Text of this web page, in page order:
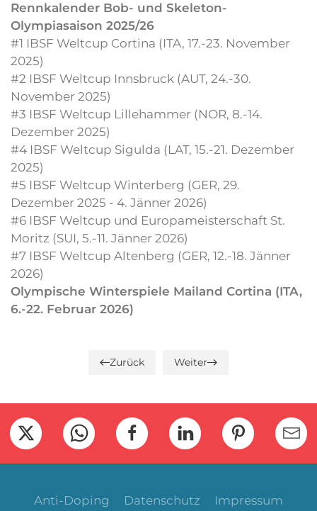
Rennkalender Bob- und Skeleton-
Olympiasaison 2025/26
#1 IBSF Weltcup Cortina (ITA, 17.-23. November
2025)
#2 IBSF Weltcup Innsbruck (AUT, 24.-30.
November 2025)
#3 IBSF Weltcup Lillehammer (NOR, 8.-14.
Dezember 2025)
#4 IBSF Weltcup Sigulda (LAT, 15.-21. Dezember
2025)
#5 IBSF Weltcup Winterberg (GER, 29.
Dezember 2025 - 4. Jänner 2026)
#6 IBSF Weltcup und Europameisterschaft St.
Moritz (SUI, 5.-11. Jänner 2026)
#7 IBSF Weltcup Altenberg (GER, 12.-18. Jänner
2026)
Olympische Winterspiele Mailand Cortina (ITA,
6.-22. Februar 2026)
Zurück Weiter
Anti-Doping Datenschutz Impressum